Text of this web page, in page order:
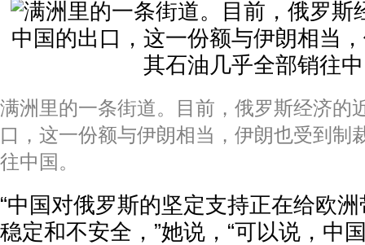
满洲里的一条街道。目前，俄罗斯经济的
口，这一份额与伊朗相当，伊朗也受到制
往中国。
“中国对俄罗斯的坚定支持正在给欧
稳定和不安全，”她说，“可以说，中